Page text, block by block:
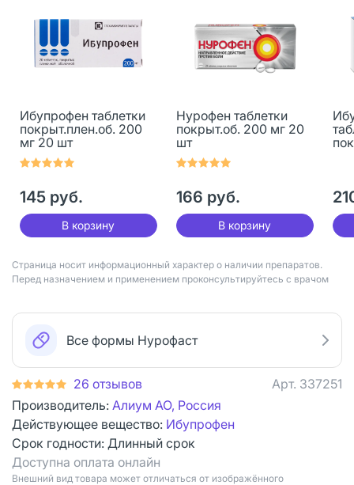
Ибупрофен таблетки
покрыт.плен.об. 200
мг 20 шт
145 руб.
В корзину
Нурофен таблетки
покрыт.об. 200 мг 20
шт
166 руб.
В корзину
Страница носит информационный характер о наличии препаратов.
Перед назначением и применением проконсультируйтесь с врачом
Все формы Нурофаст
26 отзывов Арт. 337251
Производитель: Алиум АО, Россия
Действующее вещество: Ибупрофен
Срок годности: Длинный срок
Доступна оплата онлайн
Bнешний вид товара может отличаться от изображённого